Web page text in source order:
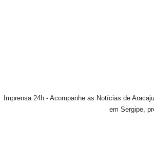
Imprensa 24h - Acompanhe as Notícias de
em Sergipe,